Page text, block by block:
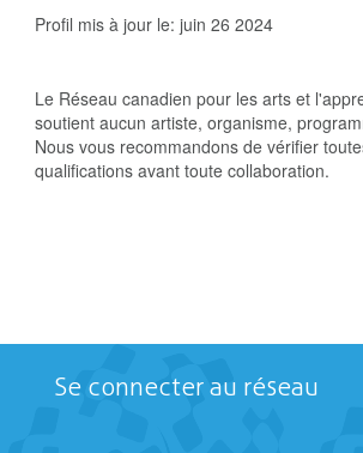
Profil mis à jour le: juin 26 2024
Le Réseau canadien pour les arts et
soutient aucun artiste, organisme,
Nous vous recommandons de vérifier
qualifications avant toute collaboration.
Se connecter au réseau